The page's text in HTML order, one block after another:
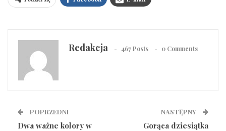
Redakcja 467 Posts 0 Comments
POPRZEDNI
Dwa ważne kolory w
NASTĘPNY
Gorąca dziesiątka